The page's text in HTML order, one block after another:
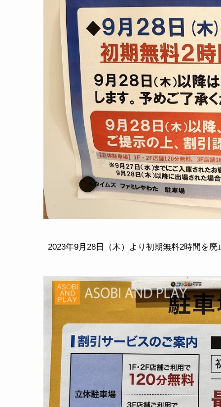
2023年9月28日（木）より初期無料2時間を